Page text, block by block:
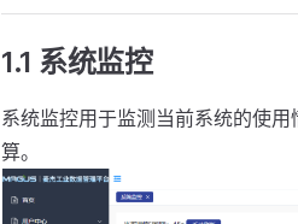
1.1 系统监控
系统监控用于监测当前系统的使
算。